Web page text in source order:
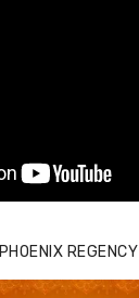
PHOENIX REGENCY